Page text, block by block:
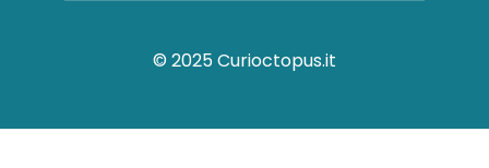
© 2025 Curioctopus.it